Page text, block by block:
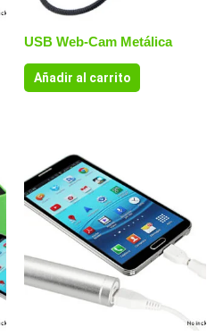
USB Web-Cam Metálica
Añadir al carrito